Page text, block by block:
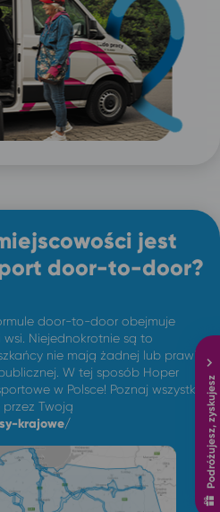
Podróżujesz, zyskujesz
jest
door-to-door?
door-to-door obejmuje
Niejednokrotnie są to
nie mają żadnej lub prawie
W tej sposób Hoper
w Polsce! Poznaj wszystkie
Twoją
krajowe/